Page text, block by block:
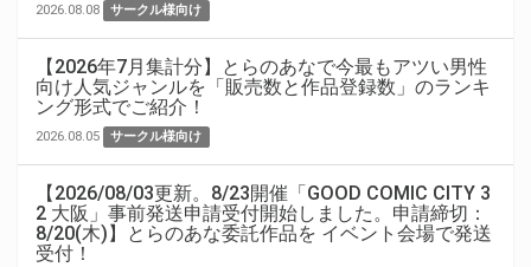
2026.08.08 サークル様向け
【2026年7月集計分】とらのあなで今最もアツい男性
向け人気ジャンルを「販売数と作品登録数」のランキ
ング形式でご紹介！
2026.08.05 サークル様向け
【2026/08/03更新。8/23開催「GOOD COMIC CITY 3
2 大阪」事前発送申請受付開始しました。申請締切：
8/20(木)】とらのあな委託作品を イベント会場で発送
受付！